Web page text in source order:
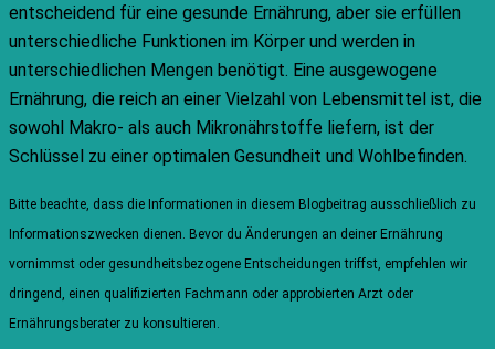
entscheidend für eine gesunde Ernährung, aber sie erfüllen
unterschiedliche Funktionen im Körper und werden in
unterschiedlichen Mengen benötigt. Eine ausgewogene
Ernährung, die reich an einer Vielzahl von Lebensmittel ist, die
sowohl Makro- als auch Mikronährstoffe liefern, ist der
Schlüssel zu einer optimalen Gesundheit und Wohlbefinden.
Bitte beachte, dass die Informationen in diesem Blogbeitrag ausschließlich zu
Informationszwecken dienen. Bevor du Änderungen an deiner Ernährung
vornimmst oder gesundheitsbezogene Entscheidungen triffst, empfehlen wir
dringend, einen qualifizierten Fachmann oder approbierten Arzt oder
Ernährungsberater zu konsultieren.